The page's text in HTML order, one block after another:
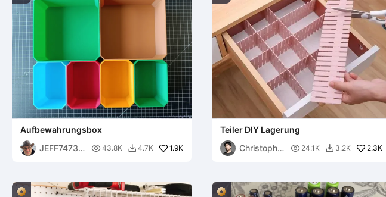
Aufbewahrungsbox
JEFF74733
 43.8K  4.7K 1.9K
Teiler DIY Lagerung
Christophe
 24.1K  3.2K 2.3K